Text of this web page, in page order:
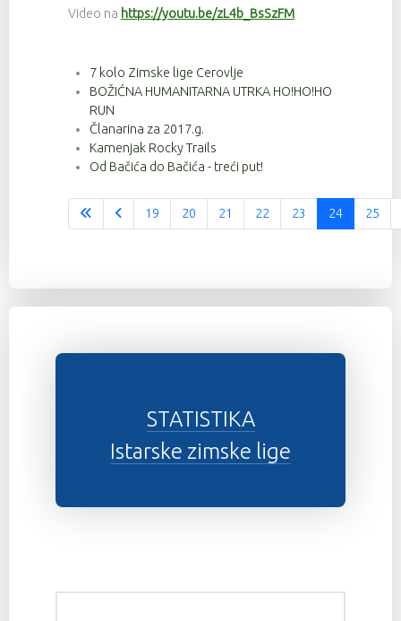
Video na https://youtu.be/zL4b_BsSzFM
7 kolo Zimske lige Cerovlje
BOŽIĆNA HUMANITARNA UTRKA HO!HO!HO
RUN
Članarina za 2017.g.
Kamenjak Rocky Trails
Od Bačića do Bačića - treći put!
Stranica 24 od 37
19 20 21 22 23 24 25
STATISTIKA
Istarske zimske lige